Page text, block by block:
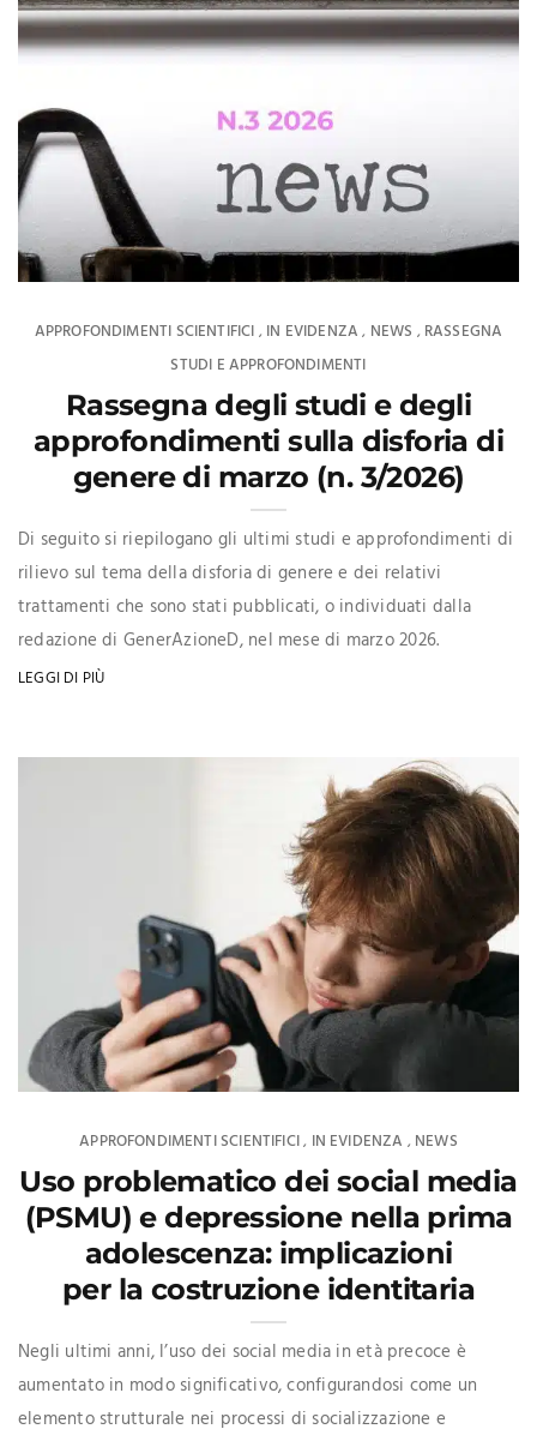
APPROFONDIMENTI SCIENTIFICI , IN EVIDENZA , NEWS , RASSEGNA
STUDI E APPROFONDIMENTI
Rassegna degli studi e degli
approfondimenti sulla disforia di
genere di marzo (n. 3/2026)
Di seguito si riepilogano gli ultimi studi e approfondimenti di
rilievo sul tema della disforia di genere e dei relativi
trattamenti che sono stati pubblicati, o individuati dalla
redazione di GenerAzioneD, nel mese di marzo 2026.
LEGGI DI PIÙ
APPROFONDIMENTI SCIENTIFICI, IN EVIDENZA , NEWS
Uso problematico dei social media
(PSMU) e depressione nella prima
adolescenza: implicazioni
per la costruzione identitaria
Negli ultimi anni, l’uso dei social media in età precoce è
aumentato in modo significativo, configurandosi come un
elemento strutturale nei processi di socializzazione e